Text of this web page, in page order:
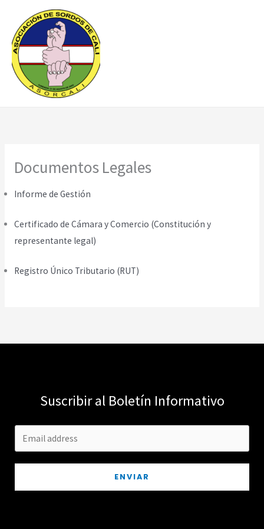
contenido
Documentos Legales
Informe de Gestión
Certificado de Cámara y Comercio (Constitución y
representante legal)
Registro Único Tributario (RUT)
Suscribir al Boletín Informativo
ENVIAR